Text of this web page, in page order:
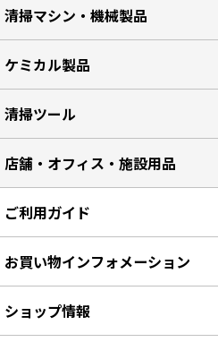
清掃マシン・機械製品
ケミカル製品
清掃ツール
店舗・オフィス・施設用品
ご利用ガイド
お買い物インフォメーション
ショップ情報